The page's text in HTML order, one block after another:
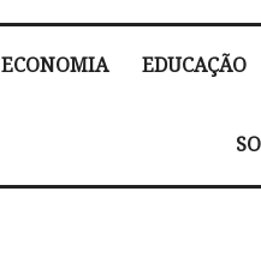
ECONOMIA EDUCAÇÃO